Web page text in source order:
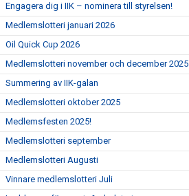
Engagera dig i IIK – nominera till styrelsen!
Medlemslotteri januari 2026
Oil Quick Cup 2026
Medlemslotteri november och december 2025
Summering av IIK-galan
Medlemslotteri oktober 2025
Medlemsfesten 2025!
Medlemslotteri september
Medlemslotteri Augusti
Vinnare medlemslotteri Juli